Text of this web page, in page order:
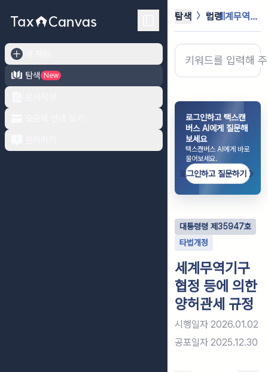
탐색
New
탐색 법령 세계무역기구협정 등에 의한 양허관세 ...
로그인하고 택스캔
버스 AI에게 질문해
보세요
택스캔버스 AI에게 바로
물어보세요.
로그인하고 질문하기
대통령령 제 35947호
타법개정
세계무역기구
협정 등에 의한
양허관세 규정
시행일자 2026.01.02
공포일자 2025.12.30